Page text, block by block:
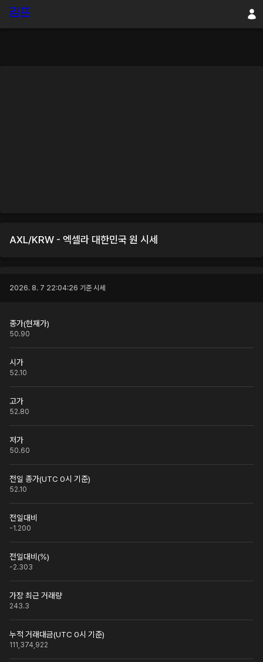
AXL/KRW - 엑셀라 대한민국 원 시세
2026. 8. 7 22:04:26 기준 시세
종가(현재가)
50.90
시가
52.10
고가
52.80
저가
50.60
전일 종가(UTC 0시 기준)
52.10
전일대비
-1.200
전일대비(%)
-2.303
가장 최근 거래량
243.3
누적 거래대금(UTC 0시 기준)
111,374,922